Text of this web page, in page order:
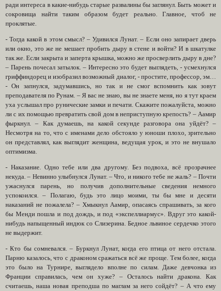
ради интереса в какие-нибудь старые развалины бы заглянул. Быть может и
сокровища найти таким образом будет реально. Главное, чтоб не
проклятые.
- Тогда какой в этом смысл? – Удивился Лунат. – Если оно запирает дверь
или окно, это же не мешает пробить дыру в стене и войти? И в шкатулке
так же. Если закрыта и заперта крышка, можно же просверлить дыру в дне?
– Парень почесал затылок. – Интересно это будет выглядеть, - усмехнулся
гриффиндорец и изобразил возможный диалог, - простите, профессор, эм…
- Он запнулся, задумавшись, но так и не смог вспомнить как зовут
преподавателя по Рунам. – Я вас не знаю, вы не знаете меня, но я тут краем
уха услышал про рунические замки и печати. Скажите пожалуйста, можно
ли с их помощью превратить свой дом в неприступную крепость? – Аамир
фыркнул. – Как думаешь, на какой секунде разговора она уйдёт? –
Несмотря на то, что с именами дело обстояло у юноши плохо, зрительно
он представлял, как выглядит женщина, ведущая урок, и это не внушало
оптимизма.
- Наказание. Одно тебе или два другому. Без подвоха, всё прозрачнее
некуда. – Невинно улыбнулся Лунат. – Что, и никого тебе не жаль? – Почти
ужаснулся парень, но получив дополнительные сведения немного
успокоился. – Полагаю, будь это лицо моими, ты бы мне и десяти
наказаний не пожалела? – Хмыкнул Аамир, опасаясь спрашивать, за кого
бы Менди пошла и под дождь, и под «экспеллиармус». Вдруг это какой-
нибудь напыщенный индюк со Слизерина. Бедное львиное сердечко этого
не выдержит.
- Кто бы сомневался. – Буркнул Лунат, когда его птица от него отстала.
Парню казалось, что с драконом сражаться всё же проще. Тем более, когда
это было на Турнире, выглядело вполне по силам. Даже девчонка из
Франции справилась, чем он хуже? – Осталось найти дракона. Как
считаешь, наша новая преподша по маглам за него сойдёт? – А что ему